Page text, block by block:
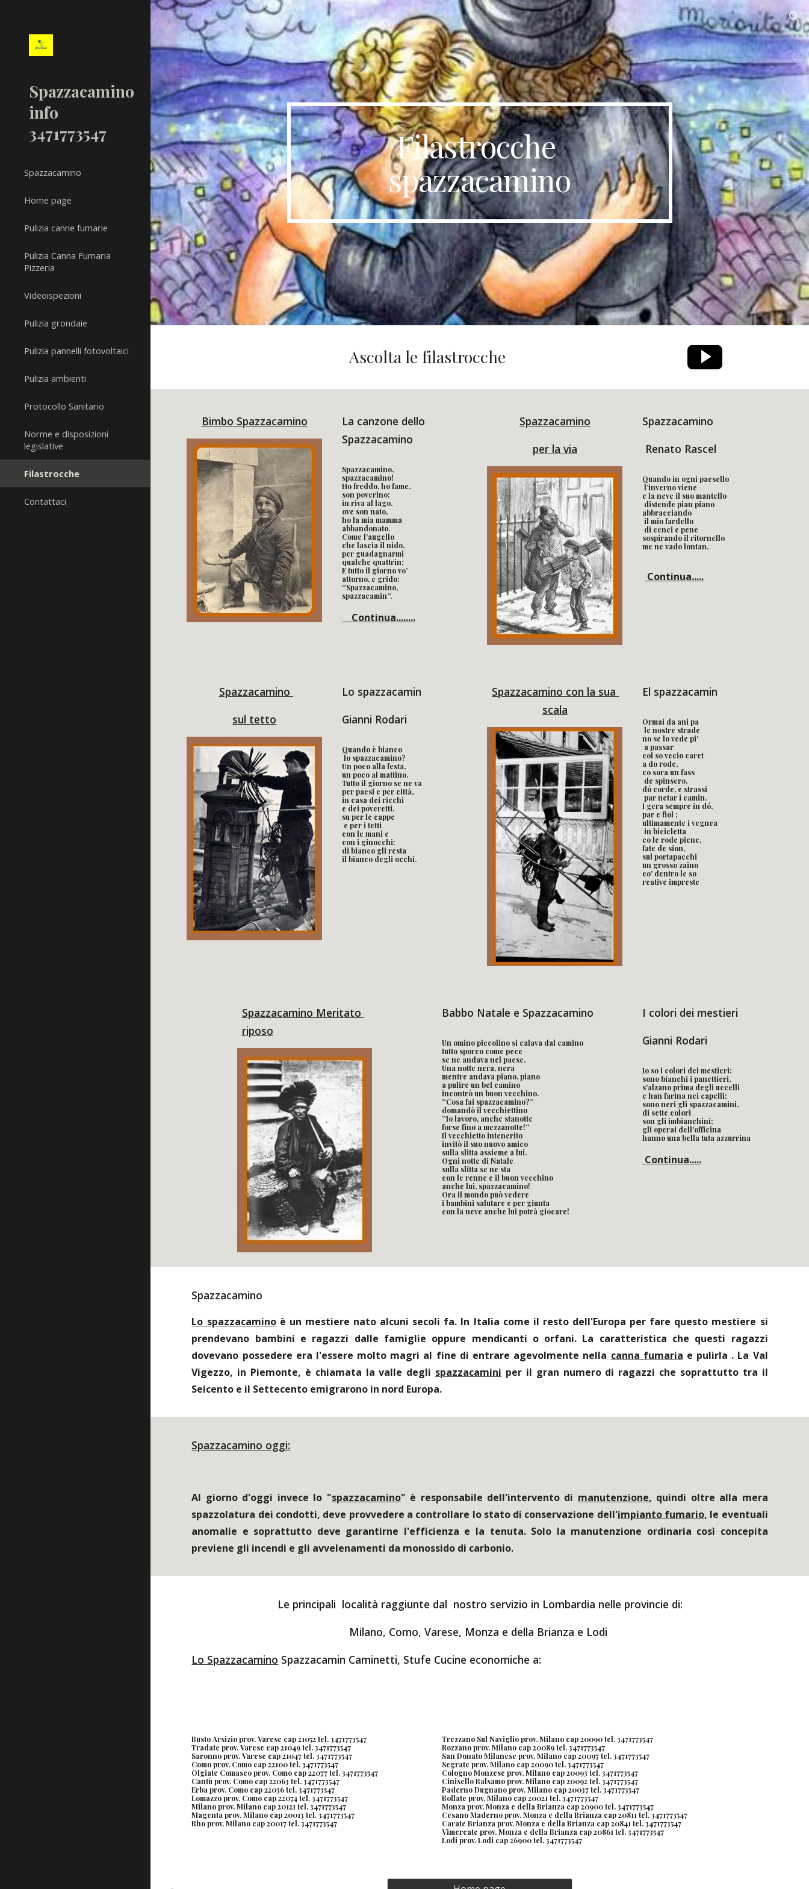
Skip to main content Skip to navigation
Spazzacamino
info
3471773547
Spazzacamino
Home page
Pulizia canne fumarie
Pulizia Canna Fumaria
Pizzeria
Videoispezioni
Pulizia grondaie
Pulizia pannelli fotovoltaici
Pulizia ambienti
Protocollo Sanitario
Norme e disposizioni
legislative
Filastrocche
Contattaci
Filastrocche
spazzacamino
Ascolta le filastrocche
Bimbo Spazzacamino
La canzone dello
Spazzacamino
Spazzacamino,
spazzacamino!
Ho freddo, ho fame,
son poverino:
in riva al lago,
ove son nato,
ho la mia mamma
abbandonato.
Come l’augello
che lascia il nido,
per guadagnarmi
qualche quattrin:
E tutto il giorno vo’
attorno, e grido:
“Spazzacamino,
spazzacamin”.
    Continua........
Spazzacamino
per la via
Spazzacamino
Renato Rascel
Quando in ogni paesello
l’inverno viene
e la neve il suo mantello
distende pian piano
abbracciando
il mio fardello
di cenci e pene
sospirando il ritornello
me ne vado lontan.
Continua.....
Spazzacamino
sul tetto
Lo spazzacamin
Gianni Rodari
Quando è bianco
lo spazzacamino?
Un poco alla festa,
un poco al mattino.
Tutto il giorno se ne va
per paesi e per città,
in casa dei ricchi
e dei poveretti,
su per le cappe
e per i tetti
con le mani e
con i ginocchi:
di bianco gli resta
il bianco degli occhi.
Spazzacamino con la sua
scala
El spazzacamin
Ormai da ani pa
le nostre strade
no se lo vede pi'
a passar
col so vecio caret
a do rode,
co sora un fass
de spinsero,
dó corde, e strassi
par netar i camin.
I gera sempre in dó,
par e fiol ;
ultimamente i vegnea
in bicicletta
co le rode piene,
fate de sion,
sul portapacchi
un grosso zaino
co' dentro le so
reative impreste
Spazzacamino Meritato
riposo
Babbo Natale e Spazzacamino
Un omino piccolino si calava dal camino
tutto sporco come pece
se ne andava nel paese.
Una notte nera, nera
mentre andava piano, piano
a pulire un bel camino
incontrò un buon vecchino.
”Cosa fai spazzacamino?”
domandò il vecchiettino
”Io lavoro, anche stanotte
forse fino a mezzanotte!”
Il vecchietto intenerito
invitò il suo nuovo amico
sulla slitta assieme a lui.
Ogni notte di Natale
sulla slitta se ne sta
con le renne e il buon vecchino
anche lui, spazzacamino!
Ora il mondo può vedere
i bambini salutare e per giunta
con la neve anche lui potrà giocare!
I colori dei mestieri
Gianni Rodari
Io so i colori dei mestieri:
sono bianchi i panettieri,
s'alzano prima degli uccelli
e han farina nei capelli;
sono neri gli spazzacamini,
di sette colori
son gli imbianchini;
gli operai dell'officina
hanno una bella tuta azzurrina
Continua.....
Spazzacamino
Lo spazzacaminoè un mestiere nato alcuni secoli fa. In Italia come il resto dell'Europa per fare questo mestiere si
prendevano bambini e ragazzi dalle famiglie oppure mendicanti o orfani. La caratteristica che questi ragazzi
dovevano possedere era l'essere molto magri al fine di entrare agevolmente nella canna fumaria e pulirla . La Val
Vigezzo, in Piemonte, è chiamata la valle degli spazzacamini per il gran numero di ragazzi che soprattutto tra il
Seicento e il Settecento emigrarono in nord Europa.
Spazzacamino oggi:
Al giorno d'oggi invece lo "spazzacamino" è responsabile dell'intervento di manutenzione, quindi oltre alla mera
spazzolatura dei condotti, deve provvedere a controllare lo stato di conservazione dell'impianto fumario, le eventuali
anomalie e soprattutto deve garantirne l'efficienza e la tenuta. Solo la manutenzione ordinaria così concepita
previene gli incendi e gli avvelenamenti da monossido di carbonio.
Le principali  località raggiunte dal  nostro servizio in Lombardia nelle provincie di:
Milano, Como, Varese, Monza e della Brianza e Lodi
Lo Spazzacamino Spazzacamin Caminetti, Stufe Cucine economiche a:
Busto Arsizio prov. Varese cap 21052 tel. 3471773547
Tradate prov. Varese cap 21049 tel. 3471773547
Saronno prov. Varese cap 21047 tel. 3471773547
Como prov. Como cap 22100 tel. 3471773547
Olgiate Comasco prov. Como cap 22077 tel. 3471773547
Cantù prov. Como cap 22063 tel. 3471773547
Erba prov. Como cap 22036 tel. 3471773547
Lomazzo prov. Como cap 22074 tel. 3471773547
Milano prov. Milano cap 20121 tel. 3471773547
Magenta prov. Milano cap 20013 tel. 3471773547
Rho prov. Milano cap 20017 tel. 3471773547
Trezzano Sul Naviglio prov. Milano cap 20090 tel. 3471773547
Rozzano prov. Milano cap 20089 tel. 3471773547
San Donato Milanese prov. Milano cap 20097 tel. 3471773547
Segrate prov. Milano cap 20090 tel. 3471773547
Cologno Monzese prov. Milano cap 20093 tel. 3471773547
Cinisello Balsamo prov. Milano cap 20092 tel. 3471773547
Paderno Dugnano prov. Milano cap 20037 tel. 3471773547
Bollate prov. Milano cap 20021 tel. 3471773547
Monza prov. Monza e della Brianza cap 20900 tel. 3471773547
Cesano Maderno prov. Monza e della Brianza cap 20811 tel. 3471773547
Carate Brianza prov. Monza e della Brianza cap 20841 tel. 3471773547
Vimercate prov. Monza e della Brianza cap 20861 tel. 3471773547
Lodi prov. Lodi cap 26900 tel. 3471773547